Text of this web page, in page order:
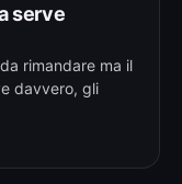
serve
rimandare ma il
davvero, gli